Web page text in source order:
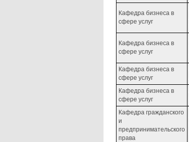
Кафедра бизнеса в
сфере услуг
Кафедра бизнеса в
сфере услуг
Кафедра бизнеса в
сфере услуг
Кафедра бизнеса в
сфере услуг
Кафедра гражданского
и
предпринимательского
права